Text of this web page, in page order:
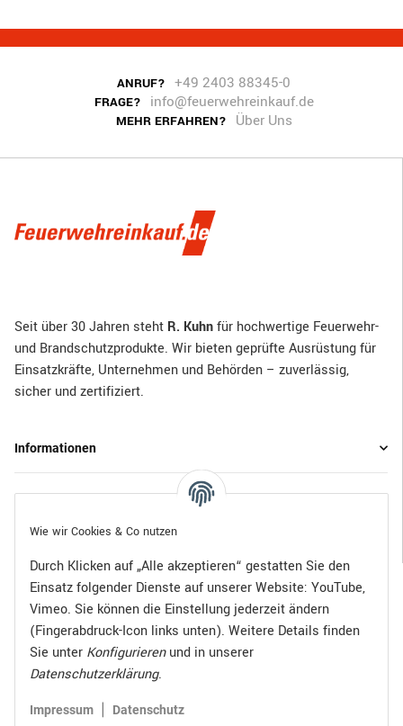
Wie wir Cookies & Co nutzen
Durch Klicken auf „Alle akzeptieren“ gestatten Sie den
Einsatz folgender Dienste auf unserer Website: YouTube,
Vimeo. Sie können die Einstellung jederzeit ändern
(Fingerabdruck-Icon links unten). Weitere Details finden
Sie unter Konfigurierenund in unserer
Datenschutzerklärung.
Impressum Datenschutz
ANRUF? +49 2403 88345-0
FRAGE? info@feuerwehreinkauf.de
MEHR ERFAHREN? Über Uns
Seit über 30 Jahren steht R. Kuhnfür hochwertige Feuerwehr-
und Brandschutzprodukte. Wir bieten geprüfte Ausrüstung für
Einsatzkräfte, Unternehmen und Behörden – zuverlässig,
sicher und zertifiziert.
Informationen
Gesetzliche Informationen
Bezahlen Sie bequem per:
Zugestellt durch: